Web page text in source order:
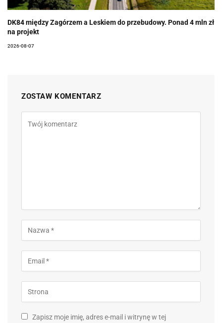
DK84 między Zagórzem a Leskiem do przebudowy. Ponad 4 mln zł
na projekt
2026-08-07
ZOSTAW KOMENTARZ
Zapisz moje imię, adres e-mail i witrynę w tej